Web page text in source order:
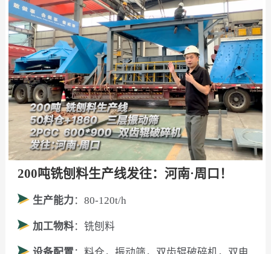
200吨铣刨料生产线发往：河南·周口！
生产能力 ：80-120t/h
加工物料：铣刨料